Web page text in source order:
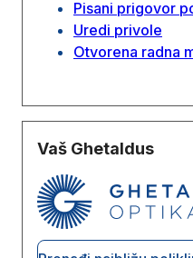
Pisani prigovor
Uredi privole
Otvorena radna
Vaš Ghetaldus